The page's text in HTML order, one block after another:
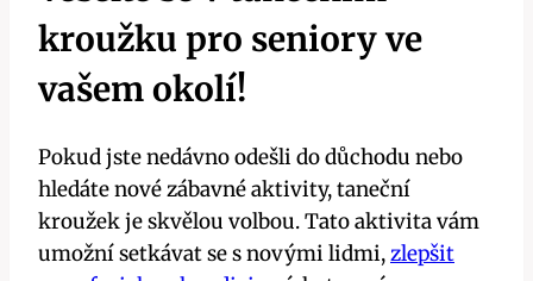
kroužku pro seniory ve
vašem okolí!
Pokud jste nedávno odešli do důchodu nebo
hledáte nové zábavné aktivity, taneční
kroužek je skvělou volbou. Tato aktivita vám
umožní setkávat se s novými lidmi,zlepšit